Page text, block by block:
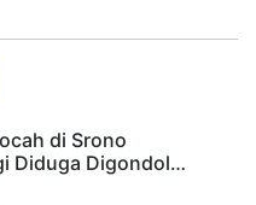
di Srono
Diduga Digondol…